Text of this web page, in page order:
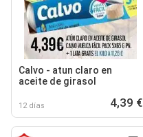
Calvo - atun claro en
aceite de girasol
12 días 4,39 €